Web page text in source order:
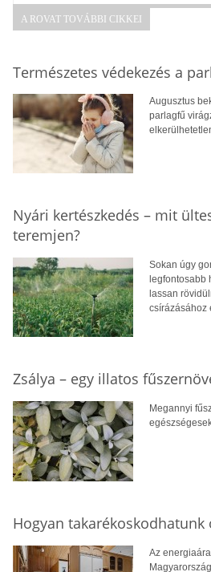
A ROVAT TOVÁBBI CIKKEI
Természetes védekezés a
Augusztus
parlagfű
Nyári kertészkedés – mit
teremjen?
Sokan úgy
legfontosabb
lassan
csírázásához
Zsálya – egy illatos
Megannyi
Hogyan takarékoskodhatunk
Az